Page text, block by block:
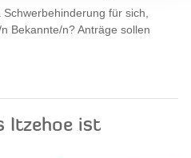
für sich,
Bekannte/n? Anträge sollen
Itzehoe ist